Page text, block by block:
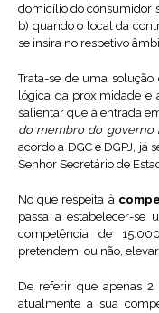
domicílio do consumidor
b) quando o local da
se insira no respetivo
Trata-se de uma
lógica da proximidade e
salientar que a entrada
do membro do governo
acordo a DGC e DGPJ, já
Senhor Secretário de
No que respeita à
passa a estabelecer-
competência de
pretendem, ou não,
De referir que apenas
atualmente a sua